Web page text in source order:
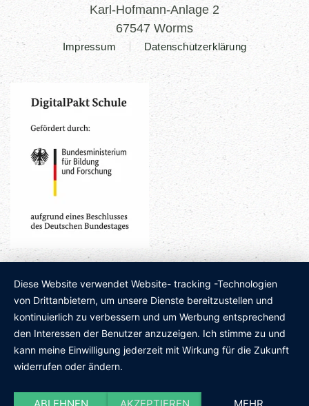
Karl-Hofmann-Anlage 2
67547 Worms
Impressum Datenschutzerklärung
Diese Website verwendet Website- tracking -Technologien
von Drittanbietern, um unsere Dienste bereitzustellen und
kontinuierlich zu verbessern und um Werbung entsprechend
den Interessen der Benutzer anzuzeigen. Ich stimme zu und
kann meine Einwilligung jederzeit mit Wirkung für die Zukunft
widerrufen oder ändern.